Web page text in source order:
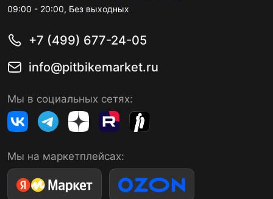
09:00 - 20:00, Без выходных
+7 (499) 677-24-05
info@pitbikemarket.ru
Мы в социальных сетях:
Мы на маркетплейсах: